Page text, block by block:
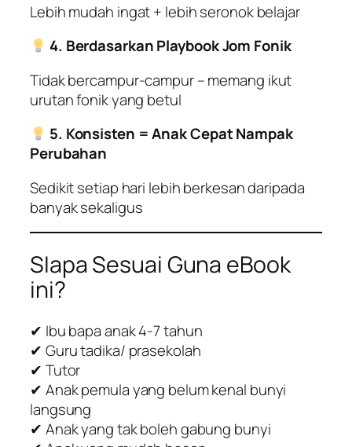
Lebih mudah ingat + lebih seronok belajar
4. Berdasarkan Playbook Jom Fonik
Tidak bercampur-campur – memang ikut
urutan fonik yang betul
5. Konsisten = Anak Cepat Nampak
Perubahan
Sedikit setiap hari lebih berkesan daripada
banyak sekaligus
SIapa Sesuai Guna eBook
ini?
✔ Ibu bapa anak 4-7 tahun
✔ Guru tadika/ prasekolah
✔ Tutor
✔ Anak pemula yang belum kenal bunyi
langsung
✔ Anak yang tak boleh gabung bunyi